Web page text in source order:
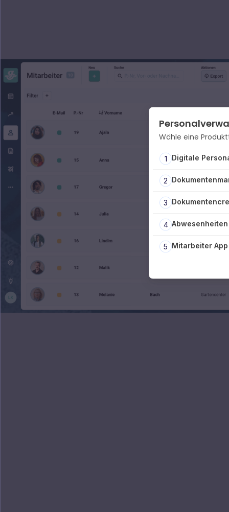
Wähle eine
1 Digitale
2
3
4 Abwesenheiten
5 Mitarbeiter App